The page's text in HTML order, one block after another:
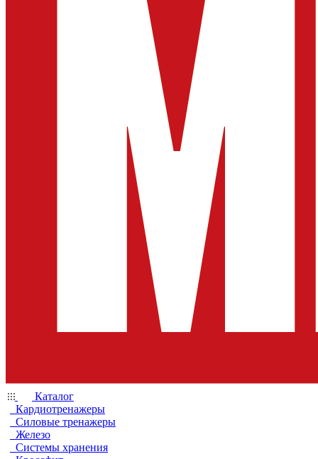
Каталог
Кардиотренажеры
Силовые тренажеры
Железо
Системы хранения